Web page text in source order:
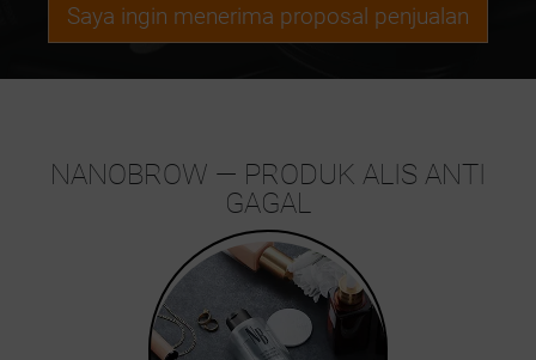
Saya ingin menerima proposal penjualan
NANOBROW — PRODUK ALIS ANTI
GAGAL